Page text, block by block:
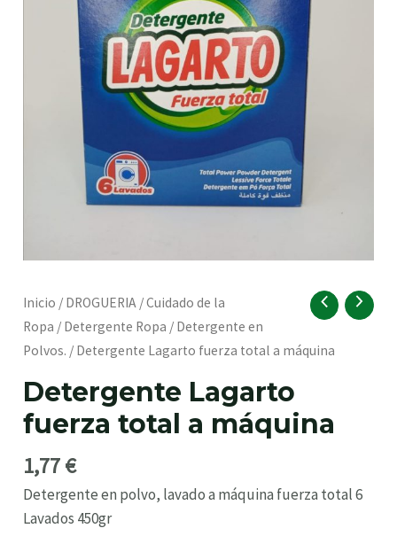
Inicio / DROGUERIA /Cuidado de la
Ropa / Detergente Ropa / Detergente en
Polvos. / Detergente Lagarto fuerza total a máquina
Detergente Lagarto
fuerza total a máquina
1,77€
Detergente en polvo, lavado a máquina fuerza total 6
Lavados 450gr
Detergente
Lagarto
fuerza
a
máquina